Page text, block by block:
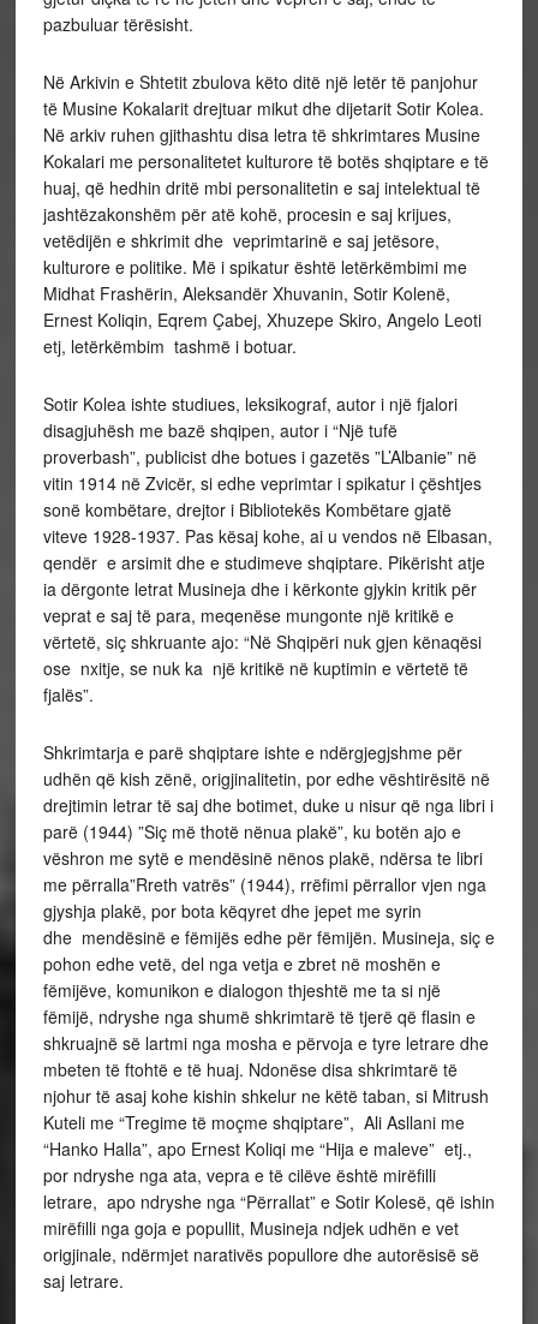
pazbuluar tërësisht.
Në Arkivin e Shtetit zbulova këto ditë një letër të panjohur
të Musine Kokalarit drejtuar mikut dhe dijetarit Sotir Kolea.
Në arkiv ruhen gjithashtu disa letra të shkrimtares Musine
Kokalari me personalitetet kulturore të botës shqiptare e të
huaj, që hedhin dritë mbi personalitetin e saj intelektual të
jashtëzakonshëm për atë kohë, procesin e saj krijues,
vetëdijën e shkrimit dhe veprimtarinë e saj jetësore,
kulturore e politike. Më i spikatur është letërkëmbimi me
Midhat Frashërin, Aleksandër Xhuvanin, Sotir Kolenë,
Ernest Koliqin, Eqrem Çabej, Xhuzepe Skiro, Angelo Leoti
etj, letërkëmbim tashmë i botuar.
Sotir Kolea ishte studiues, leksikograf, autor i një fjalori
disagjuhësh me bazë shqipen, autor i “Një tufë
proverbash”, publicist dhe botues i gazetës ”L’Albanie” në
vitin 1914 në Zvicër, si edhe veprimtar i spikatur i çështjes
sonë kombëtare, drejtor i Bibliotekës Kombëtare gjatë
viteve 1928-1937. Pas kësaj kohe, ai u vendos në Elbasan,
qendër e arsimit dhe e studimeve shqiptare. Pikërisht atje
ia dërgonte letrat Musineja dhe i kërkonte gjykin kritik për
veprat e saj të para, meqenëse mungonte një kritikë e
vërtetë, siç shkruante ajo: “Në Shqipëri nuk gjen kënaqësi
ose nxitje, se nuk ka një kritikë në kuptimin e vërtetë të
fjalës”.
Shkrimtarja e parë shqiptare ishte e ndërgjegjshme për
udhën që kish zënë, origjinalitetin, por edhe vështirësitë në
drejtimin letrar të saj dhe botimet, duke u nisur që nga libri i
parë (1944) ”Siç më thotë nënua plakë”, ku botën ajo e
vëshron me sytë e mendësinë nënos plakë, ndërsa te libri
me përralla”Rreth vatrës” (1944), rrëfimi përrallor vjen nga
gjyshja plakë, por bota këqyret dhe jepet me syrin
dhe mendësinë e fëmijës edhe për fëmijën. Musineja, siç e
pohon edhe vetë, del nga vetja e zbret në moshën e
fëmijëve, komunikon e dialogon thjeshtë me ta si një
fëmijë, ndryshe nga shumë shkrimtarë të tjerë që flasin e
shkruajnë së lartmi nga mosha e përvoja e tyre letrare dhe
mbeten të ftohtë e të huaj. Ndonëse disa shkrimtarë të
njohur të asaj kohe kishin shkelur ne këtë taban, si Mitrush
Kuteli me “Tregime të moçme shqiptare”, Ali Asllani me
“Hanko Halla”, apo Ernest Koliqi me “Hija e maleve” etj.,
por ndryshe nga ata, vepra e të cilëve është mirëfilli
letrare, apo ndryshe nga “Përrallat” e Sotir Kolesë, që ishin
mirëfilli nga goja e popullit, Musineja ndjek udhën e vet
origjinale, ndërmjet narativës popullore dhe autorësisë së
saj letrare.